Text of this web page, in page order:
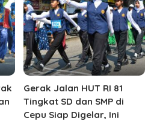
Gerak Jalan HUT RI 81
Tingkat SD dan SMP di
Cepu Siap Digelar, Ini